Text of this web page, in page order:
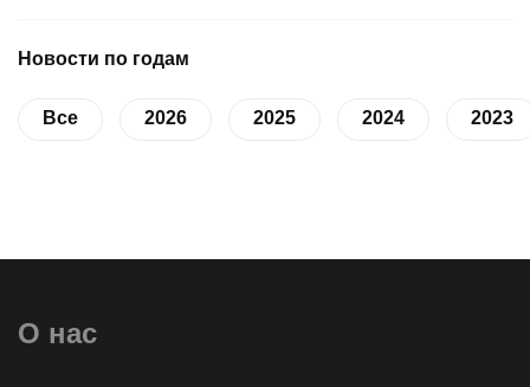
Новости по годам
Все 2026 2025 2024 2023
О нас